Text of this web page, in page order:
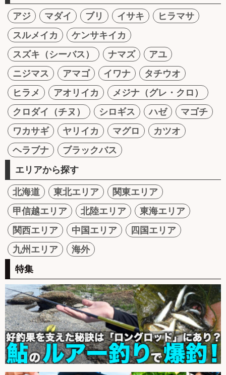
アジ マダイ ブリ イサキ
ヒラマサ
スルメイカ
ケンサキイカ
スズキ（シーバス）
ナマズ
アユ
ニジマス
アマゴ イワナ
タチウオ
ヒラメ
アオリイカ
メジナ（グレ・クロ）
クロダイ（チヌ）
シロギス ハゼ
マゴチ
ワカサギ
ヤリイカ マグロ
カツオ
ヘラブナ
ブラックバス
エリアから探す
北海道 東北エリア
関東エリア
甲信越エリア
北陸エリア
東海エリア
関西エリア
中国エリア
四国エリア
九州エリア
海外
特集